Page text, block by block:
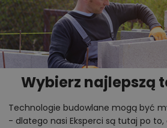
Wybierz najlepszą
Technologie budowlane mogą być
- dlatego nasi Eksperci są tutaj po to,